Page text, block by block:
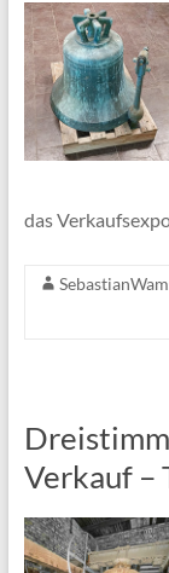
das
Verkauf –